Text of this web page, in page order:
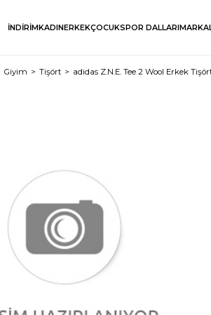
İNDİRİMKADINERKEKÇOCUKSPOR DALLARI
Giyim Tişört adidas Z.N.E. Tee 2 Wool Erkek